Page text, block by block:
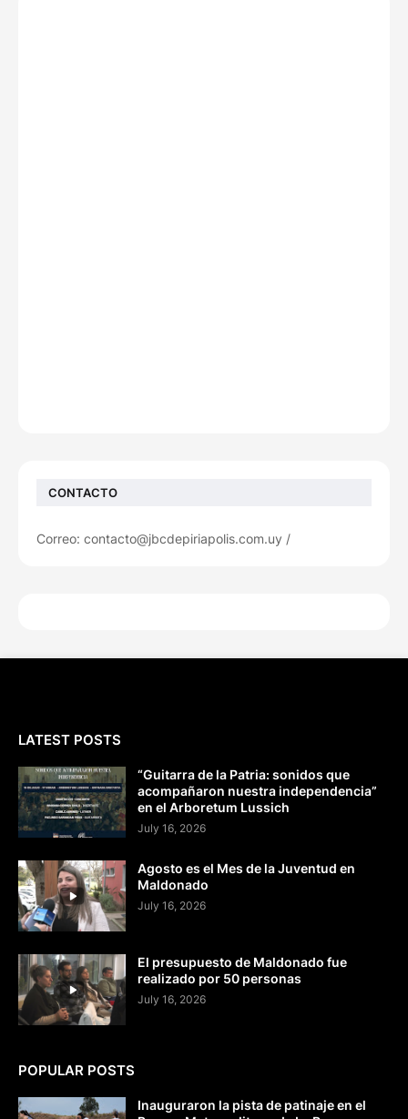
CONTACTO
Correo: contacto@jbcdepiriapolis.com.uy /
LATEST POSTS
“Guitarra de la Patria: sonidos que
acompañaron nuestra independencia”
en el Arboretum Lussich
July 16, 2026
Agosto es el Mes de la Juventud en
Maldonado
July 16, 2026
El presupuesto de Maldonado fue
realizado por 50 personas
July 16, 2026
POPULAR POSTS
Inauguraron la pista de patinaje en el